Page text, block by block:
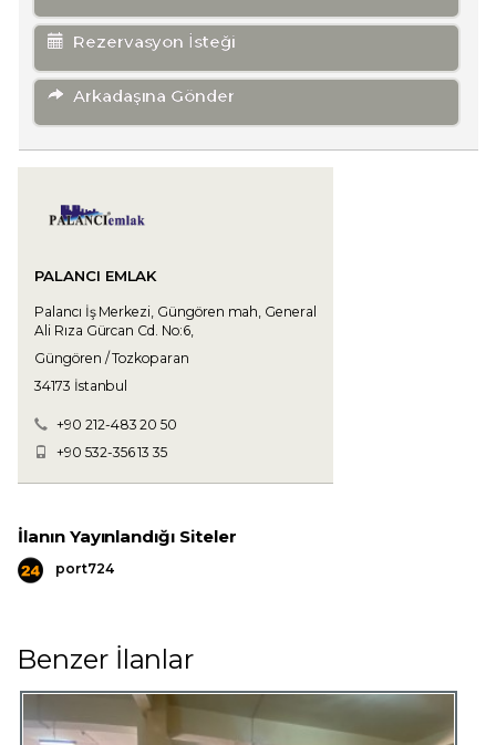
Rezervasyon İsteği
Arkadaşına Gönder
PALANCI EMLAK
Palancı İş Merkezi, Güngören mah, General
Ali Rıza Gürcan Cd. No:6,
Güngören / Tozkoparan
34173 İstanbul
+90 212-483 20 50
+90 532-356 13 35
İlanın Yayınlandığı Siteler
port724
Benzer İlanlar